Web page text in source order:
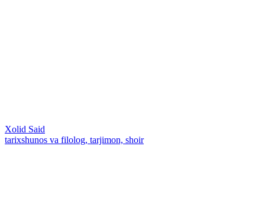
Xolid Said
tarixshunos va filolog, tarjimon, shoir